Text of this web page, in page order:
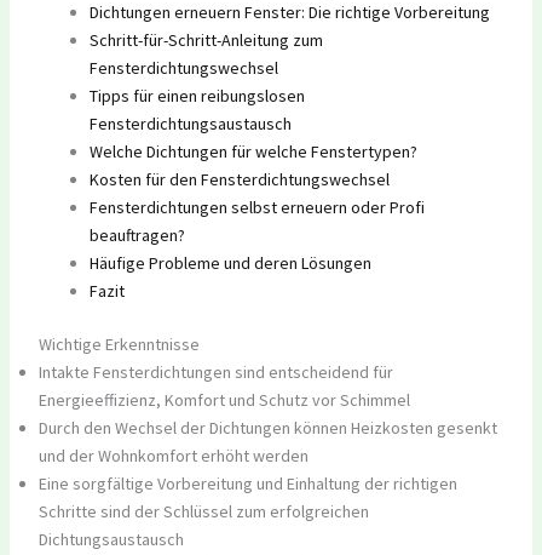
Dichtungen erneuern Fenster: Die richtige Vorbereitung
Schritt-für-Schritt-Anleitung zum
Fensterdichtungswechsel
Tipps für einen reibungslosen
Fensterdichtungsaustausch
Welche Dichtungen für welche Fenstertypen?
Kosten für den Fensterdichtungswechsel
Fensterdichtungen selbst erneuern oder Profi
beauftragen?
Häufige Probleme und deren Lösungen
Fazit
Wichtige Erkenntnisse
Intakte Fensterdichtungen sind entscheidend für
Energieeffizienz, Komfort und Schutz vor Schimmel
Durch den Wechsel der Dichtungen können Heizkosten gesenkt
und der Wohnkomfort erhöht werden
Eine sorgfältige Vorbereitung und Einhaltung der richtigen
Schritte sind der Schlüssel zum erfolgreichen
Dichtungsaustausch